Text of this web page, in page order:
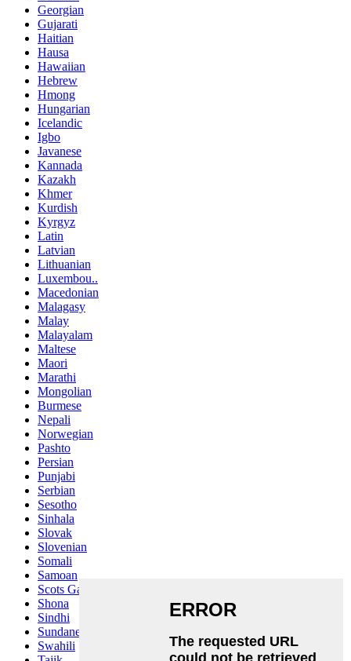
Georgian
Gujarati
Haitian
Hausa
Hawaiian
Hebrew
Hmong
Hungarian
Icelandic
Igbo
Javanese
Kannada
Kazakh
Khmer
Kurdish
Kyrgyz
Latin
Latvian
Lithuanian
Luxembou..
Macedonian
Malagasy
Malay
Malayalam
Maltese
Maori
Marathi
Mongolian
Burmese
Nepali
Norwegian
Pashto
Persian
Punjabi
Serbian
Sesotho
Sinhala
Slovak
Slovenian
Somali
Samoan
Scots Gaelic
Shona
Sindhi
Sundanese
Swahili